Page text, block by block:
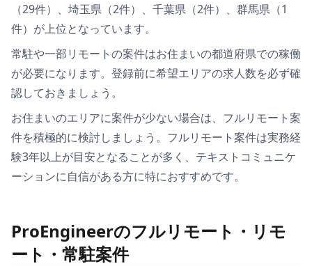
（29件）、埼玉県（2件）、千葉県（2件）、群馬県（1
件） が上位となっています。
常駐や一部リモートの案件はお住まいの都道府県での稼働
が必要になります。登録前に希望エリアの求人数を必ず確
認しておきましょう。
お住まいのエリアに案件が少ない場合は、 フルリモート案
件を積極的に検討しましょう 。フルリモート案件は実務経
験3年以上が目安となることが多く、テキストコミュニケ
ーションに自信がある方に特におすすめです。
ProEngineerのフルリモート・リモ
ート・常駐案件